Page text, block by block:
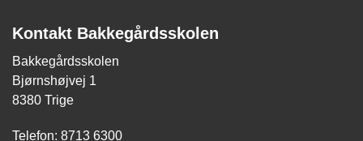
Kontakt Bakkegårdsskolen
Bakkegårdsskolen
Bjørnshøjvej 1
8380 Trige
Telefon: 8713 6300